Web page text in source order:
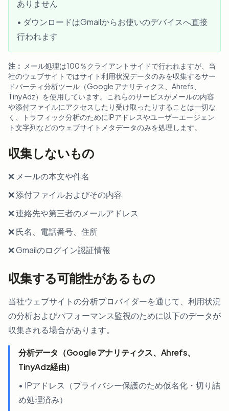
ありません
• ダウンロードはGmailからお使いのデバイスへ直接
行われます
注：
メール処理は100％クライアントサイドで行われますが、当
社のウェブサイトではサイト利用状況データのみを収集するサー
ドパーティ分析ツール（Google アナリティクス、Ahrefs、
TinyAdz）を使用しています。これらのサービスがメールの内容
や添付ファイルにアクセスしたり受け取ったりすることは一切な
く、トラフィック分析のためにIPアドレスやユーザーエージェン
ト文字列などのウェブサイトメタデータのみを処理します。
収集しないもの
❌ メールの本文や件名
❌ 添付ファイルおよびその内容
❌ 連絡先や第三者のメールアドレス
❌ 氏名、電話番号、住所
❌ Gmailのログイン認証情報
収集する可能性があるもの
当社ウェブサイトの分析プロバイダーを通じて、利用状況
の分析およびパフォーマンス監視のために以下のデータが
収集される場合があります。
分析データ（Google アナリティクス、Ahrefs、
TinyAdz経由）
• IPアドレス（プライバシー保護のため仮名化・切り詰
め処理済み）